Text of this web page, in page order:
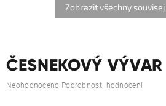
ČESNEKOVÝ VÝVAR
Průměrné
Neohodnoceno Podrobnosti hodnocení
Zobrazit všechny